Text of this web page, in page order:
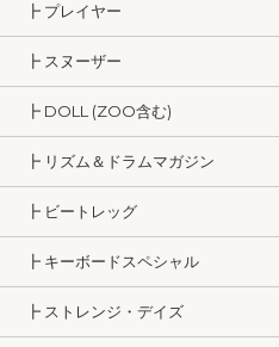
┣ プレイヤー
┣ スヌーザー
┣ DOLL (ZOO含む)
┣ リズム＆ドラムマガジン
┣ ビートレッグ
┣ キーボードスペシャル
┣ ストレンジ・デイズ